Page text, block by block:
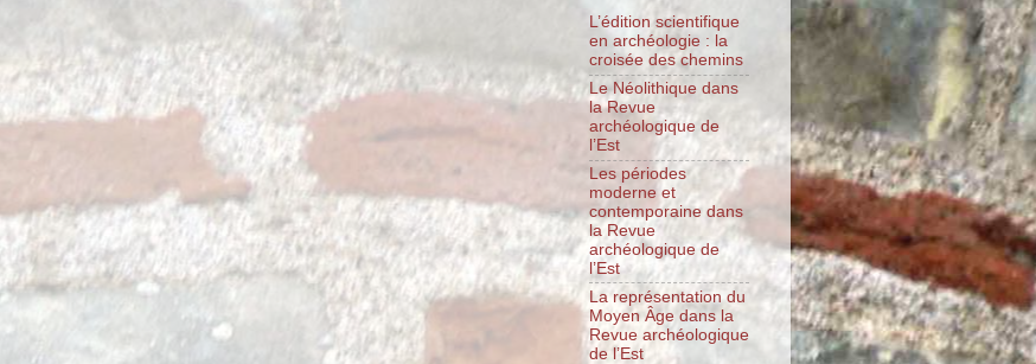
L’édition scientifique
en archéologie : la
croisée des chemins
Le Néolithique dans
la Revue
archéologique de
l’Est
Les périodes
moderne et
contemporaine dans
la Revue
archéologique de
l’Est
La représentation du
Moyen Âge dans la
Revue archéologique
de l’Est